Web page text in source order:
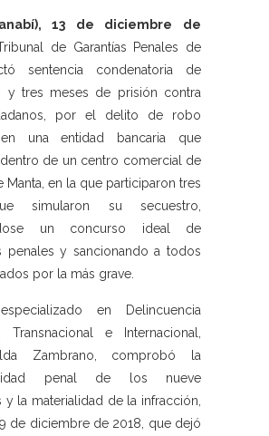
13 de diciembre de
de Garantías Penales de
sentencia condenatoria de
y tres meses de prisión contra
por el delito de robo
una entidad bancaria que
de un centro comercial de
Manta, en la que participaron tres
simularon su secuestro,
un concurso ideal de
penales y sancionando a todos
por la más grave.
en Delincuencia
Transnacional e Internacional,
Zambrano, comprobó la
penal de los nueve
y la materialidad de la infracción,
de diciembre de 2018, que dejó